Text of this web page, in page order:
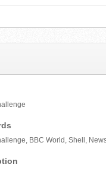
BBC World, Shell,